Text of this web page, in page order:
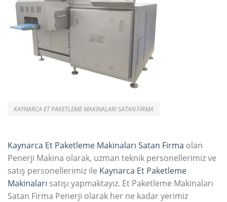
KAYNARCA ET PAKETLEME MAKINALARI SATAN FIRMA
Kaynarca Et Paketleme Makinaları Satan Firma olan
Penerji Makina olarak, uzman teknik personellerimiz ve
satış personellerimiz ile Kaynarca Et Paketleme
Makinaları satışı yapmaktayız. Et Paketleme Makinaları
Satan Firma Penerji olarak her ne kadar yerimiz